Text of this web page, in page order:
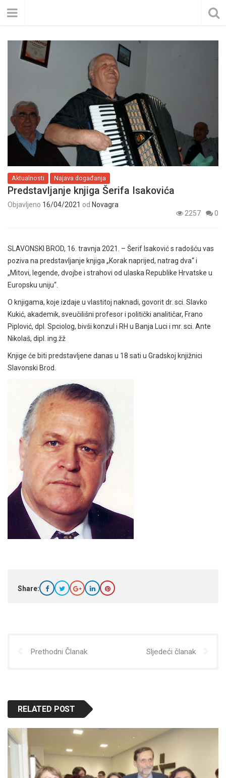
Aktualnosti Najava događanja
Predstavljanje knjiga Šerifa Isakovića
Objavljeno 16/04/2021 od Novagra
2257
0
SLAVONSKI BROD, 16. travnja 2021. – Šerif Isaković s radošću vas
poziva na predstavljanje knjiga „Korak naprijed, natrag dva“ i
„Mitovi, legende, dvojbe i strahovi od ulaska Republike Hrvatske u
Europsku uniju“.
O knjigama, koje izdaje u vlastitoj naknadi, govorit dr. sci. Slavko
Kukić, akademik, sveučilišni profesor i politički analitičar, Frano
Piplović, dpl. Spciolog, bivši konzul i RH u Banja Luci i mr. sci. Ante
Nikolaš, dipl. ing.žž
Knjige će biti predstavljene danas u 18 sati u Gradskoj knjižnici
Slavonski Brod.
Share:
Prethodni Članak Sljedeći članak
RELATED POST